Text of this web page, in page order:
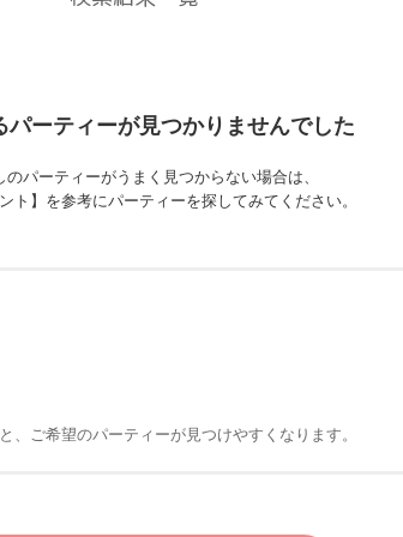
パーティーが見つかりませんでした
のパーティーがうまく見つからない場合は、
ント】を参考にパーティーを探してみてください。
ご希望のパーティーが見つけやすくなります。